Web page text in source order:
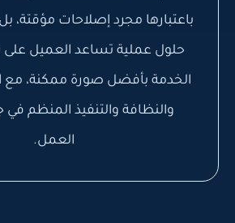
باعتبارها مجرد إصلاحات مؤقتة،
حلول عملية تساعد العميل على
الخدمة بأفضل صورة ممكنة، مع
والنظافة والتنفيذ المنظم
العمل.